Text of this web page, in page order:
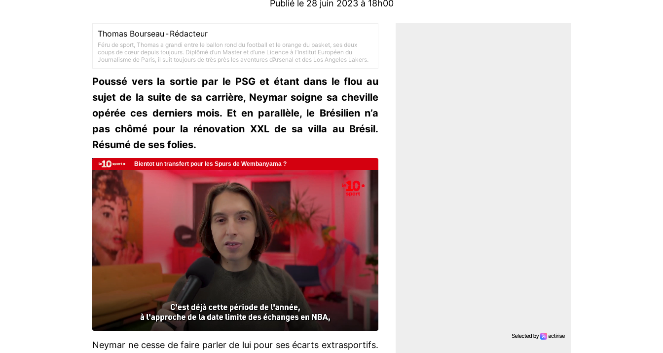
Publié le 28 juin 2023 à 18h00
Thomas Bourseau -Rédacteur
Féru de sport, Thomas a grandi entre le ballon rond du football et le orange du basket, ses deux
coups de cœur depuis toujours. Diplômé d’un Master et d’une Licence à l’Institut Européen du
Journalisme de Paris, il suit toujours de très près les aventures d’Arsenal et des Los Angeles Lakers.
Poussé vers la sortie par le PSG et étant dans le flou au
sujet de la suite de sa carrière, Neymar soigne sa cheville
opérée ces derniers mois. Et en parallèle, le Brésilien n’a
pas chômé pour la rénovation XXL de sa villa au Brésil.
Résumé de ses folies.
Neymar ne cesse de faire parler de lui pour ses écarts extrasportifs.